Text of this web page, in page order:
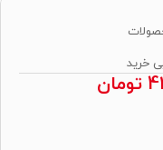
خرید
تومان